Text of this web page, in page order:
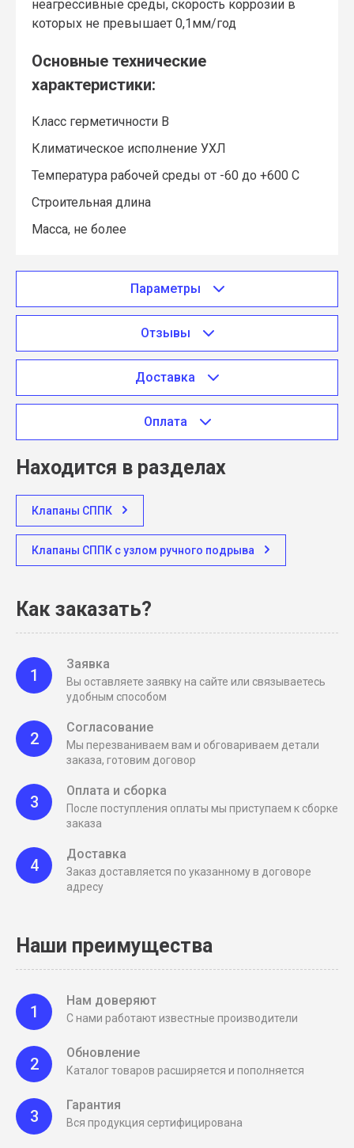
неагрессивные среды, скорость коррозии в
которых не превышает 0,1мм/год
Основные технические
характеристики:
Класс герметичности В
Климатическое исполнение УХЛ
Температура рабочей среды от -60 до +600 С
Строительная длина
Масса, не более
Параметры
Отзывы
Доставка
Оплата
Находится в разделах
Клапаны СППК
Клапаны СППК с узлом ручного подрыва
Как заказать?
1
Заявка
Вы оставляете заявку на сайте или связываетесь
удобным способом
2
Согласование
Мы перезваниваем вам и обговариваем детали
заказа, готовим договор
3
Оплата и сборка
После поступления оплаты мы приступаем к сборке
заказа
4
Доставка
Заказ доставляется по указанному в договоре
адресу
Наши преимущества
1
Нам доверяют
С нами работают известные производители
2
Обновление
Каталог товаров расширяется и пополняется
3
Гарантия
Вся продукция сертифицирована